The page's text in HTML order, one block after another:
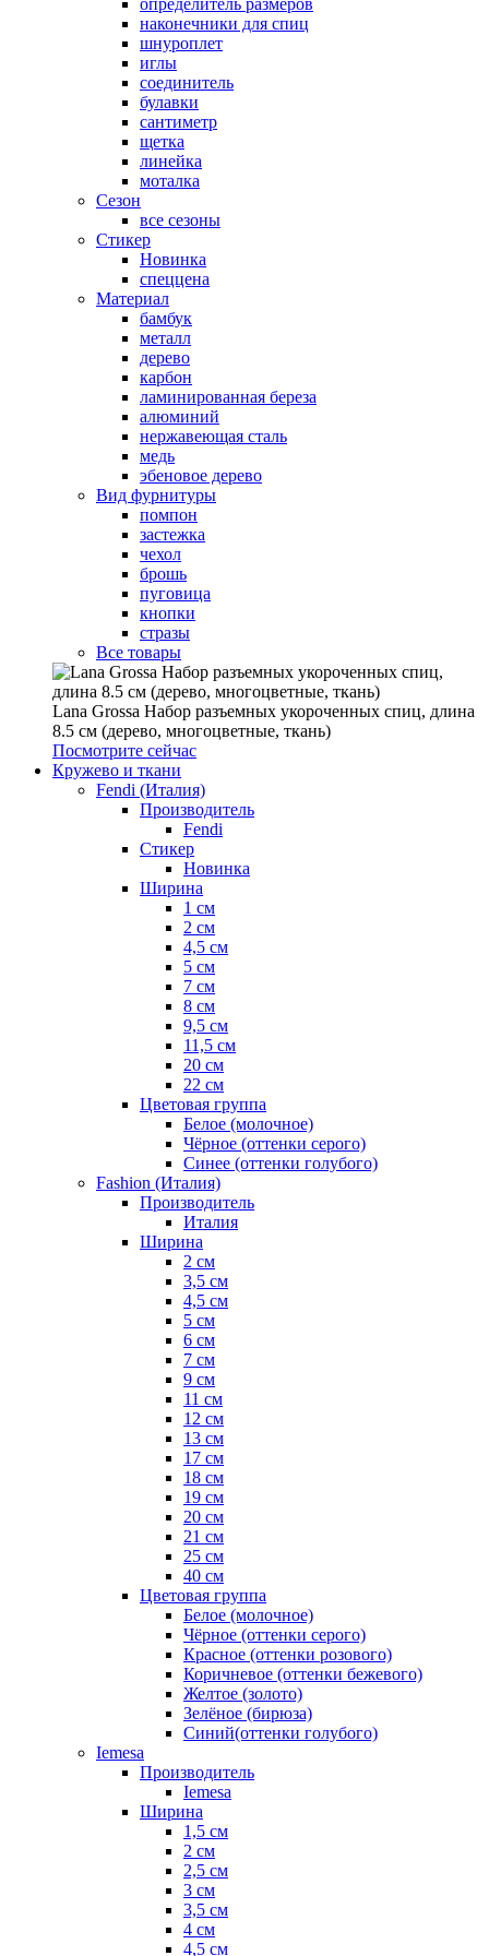
определитель размеров
наконечники для спиц
шнуроплет
иглы
соединитель
булавки
сантиметр
щетка
линейка
моталка
Сезон
все сезоны
Стикер
Новинка
спеццена
Материал
бамбук
металл
дерево
карбон
ламинированная береза
алюминий
нержавеющая сталь
медь
эбеновое дерево
Вид фурнитуры
помпон
застежка
чехол
брошь
пуговица
кнопки
стразы
Все товары
Lana Grossa Набор разъемных укороченных спиц, длина
8.5 см (дерево, многоцветные, ткань)
Посмотрите сейчас
Кружево и ткани
Fendi (Италия)
Производитель
Fendi
Стикер
Новинка
Ширина
1 см
2 см
4,5 см
5 см
7 см
8 см
9,5 см
11,5 см
20 см
22 см
Цветовая группа
Белое (молочное)
Чёрное (оттенки серого)
Синее (оттенки голубого)
Fashion (Италия)
Производитель
Италия
Ширина
2 см
3,5 см
4,5 см
5 см
6 см
7 см
9 см
11 см
12 см
13 см
17 см
18 см
19 см
20 см
21 см
25 см
40 см
Цветовая группа
Белое (молочное)
Чёрное (оттенки серого)
Красное (оттенки розового)
Коричневое (оттенки бежевого)
Желтое (золото)
Зелёное (бирюза)
Синий(оттенки голубого)
Iemesa
Производитель
Iemesa
Ширина
1,5 см
2 см
2,5 см
3 см
3,5 см
4 см
4,5 см